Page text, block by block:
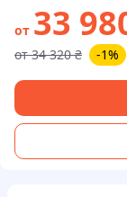
от 33
от 34 320 ₴ -1%